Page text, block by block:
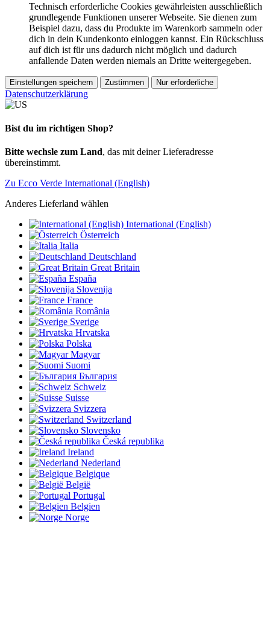
Technisch erforderliche Cookies gewährleisten ausschließlich
grundlegende Funktionen unserer Webseite. Sie dienen zum
Beispiel dazu, dass du Produkte im Warenkorb sammeln oder
dich in dein Kundenkonto einloggen kannst. Ein Rückschluss
auf dich ist für uns dadurch nicht möglich und dadurch
anfallende Daten werden niemals an Dritte weitergegeben.
Einstellungen speichern Zustimmen Nur erforderliche
Datenschutzerklärung
Bist du im richtigen Shop?
Bitte wechsle zum Land, das mit deiner Lieferadresse
übereinstimmt.
Zu Ecco Verde International (English)
Anderes Lieferland wählen
International (English)
Österreich
Italia
Deutschland
Great Britain
España
Slovenija
France
România
Sverige
Hrvatska
Polska
Magyar
Suomi
България
Schweiz
Suisse
Svizzera
Switzerland
Slovensko
Česká republika
Ireland
Nederland
Belgique
België
Portugal
Belgien
Norge